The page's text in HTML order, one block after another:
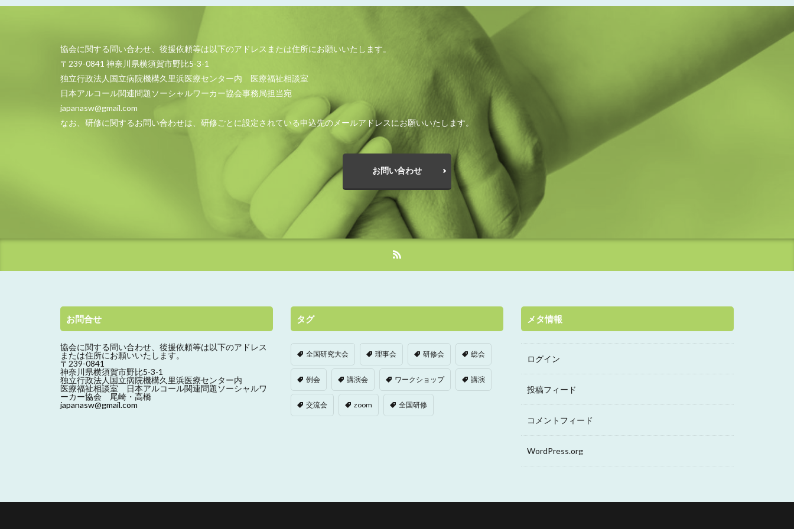
協会に関する問い合わせ、後援依頼等は以下のアドレスまたは住所にお願いいたします。
〒239-0841 神奈川県横須賀市野比5-3-1
独立行政法人国立病院機構久里浜医療センター内 医療福祉相談室
日本アルコール関連問題ソーシャルワーカー協会事務局担当宛
japanasw@gmail.com
なお、研修に関するお問い合わせは、研修ごとに設定されている申込先のメールアドレスにお願いいたします。
お問い合わせ
お問合せ
協会に関する問い合わせ、 後援依頼等は以下のアドレス
または住所にお願いいたします。
〒239-0841
神奈川県横須賀市野比5-3-1
独立行政法人国立病院機構久里浜医療センター内
医療福祉相談室 日本アルコール関連問題ソーシャルワ
ーカー協会 尾崎・高橋
japanasw@gmail.com
タグ
全国研究大会 理事会 研修会 総会
例会 講演会 ワークショップ 講演
交流会 zoom 全国研修
メタ情報
ログイン
投稿フィード
コメントフィード
WordPress.org